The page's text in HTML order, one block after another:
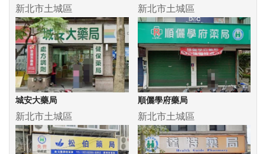
新北市土城區 新北市土城區
城安大藥局
新北市土城區
順儷學府藥局
新北市土城區